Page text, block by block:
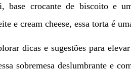
base crocante de biscoito e
e cream cheese, essa torta é
dicas e sugestões para
sobremesa deslumbrante e